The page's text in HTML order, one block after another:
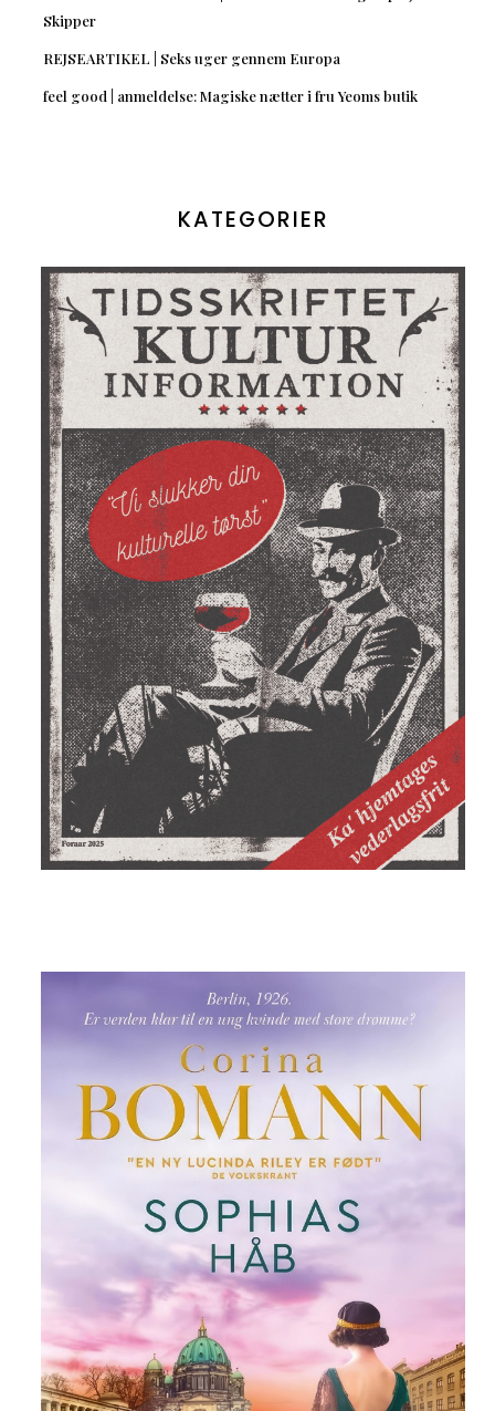
Skipper
REJSEARTIKEL | Seks uger gennem Europa
feel good | anmeldelse: Magiske nætter i fru Yeoms butik
KATEGORIER